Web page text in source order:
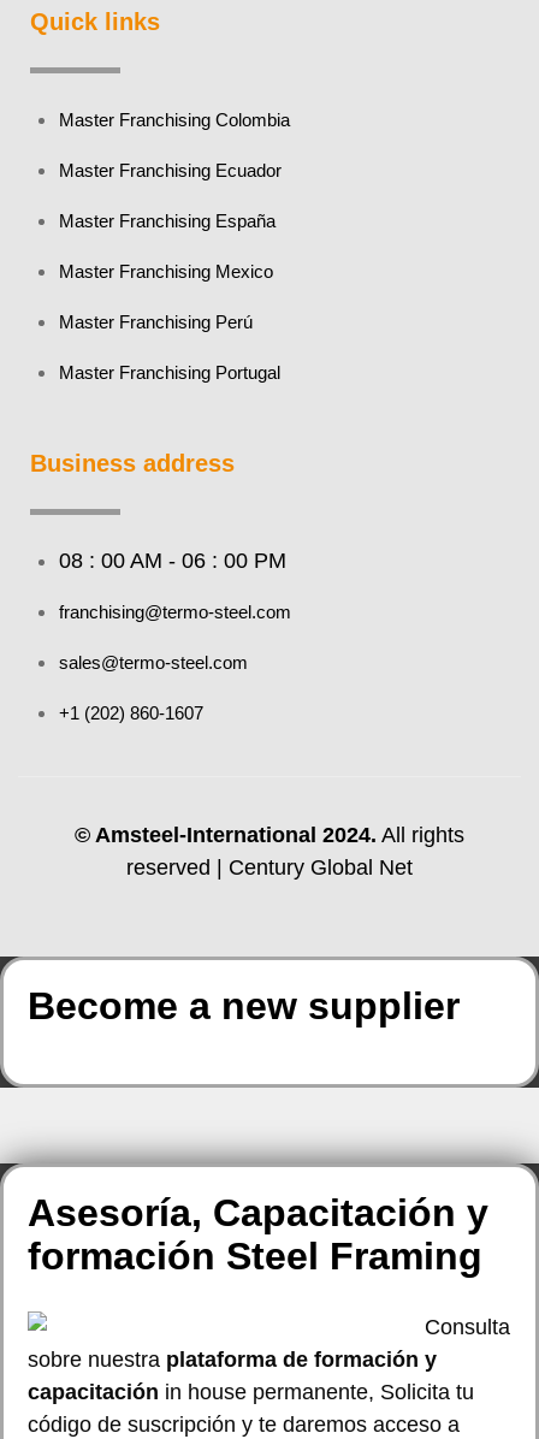
Quick links
Master Franchising Colombia
Master Franchising Ecuador
Master Franchising España
Master Franchising Mexico
Master Franchising Perú
Master Franchising Portugal
Business address
08 : 00 AM - 06 : 00 PM
franchising@termo-steel.com
sales@termo-steel.com
+1 (202) 860-1607
© Amsteel-International 2024. All rights
reserved | Century Global Net
Become a new supplier
Asesoría, Capacitación y
formación Steel Framing
Consulta
sobre nuestra plataforma de formación y
capacitación in house permanente, Solicita tu
código de suscripción y te daremos acceso a